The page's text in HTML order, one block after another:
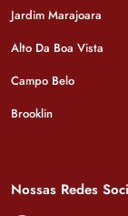
Jardim Marajoara
Alto Da Boa Vista
Campo Belo
Brooklin
Nossas Redes